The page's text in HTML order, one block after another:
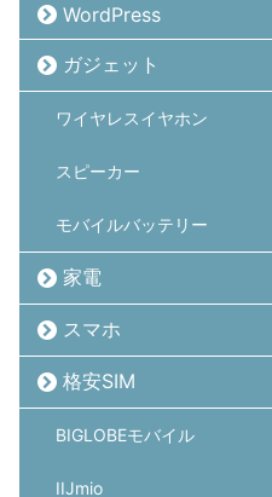
WordPress
ガジェット
ワイヤレスイヤホン
スピーカー
モバイルバッテリー
家電
スマホ
格安SIM
BIGLOBEモバイル
IIJmio